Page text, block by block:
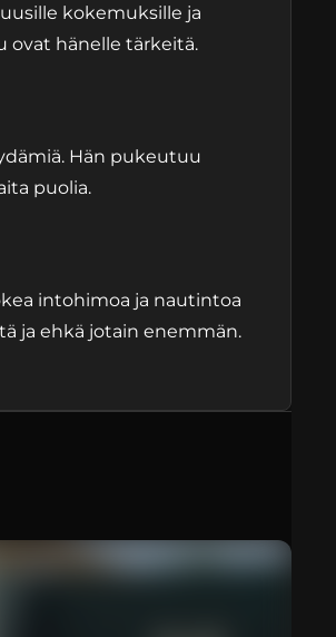
kokemuksille ja
ovat hänelle tärkeitä.
Hän pukeutuu
puolia.
intohimoa ja nautintoa
ja ehkä jotain enemmän.